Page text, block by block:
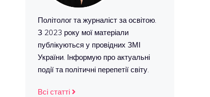
Політолог та журналіст за освітою.
З 2023 року мої матеріали
публікуються у провідних ЗМІ
України. Інформую про актуальні
події та політичні перепетії світу.
Всі статті